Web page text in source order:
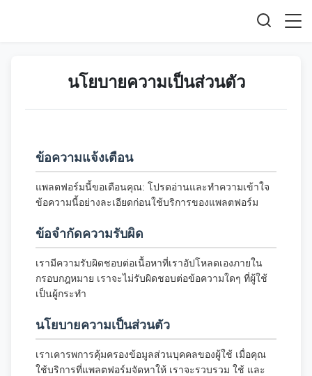
นโยบายความเป็นส่วนตัว
ข้อความแจ้งเตือน
แพลตฟอร์มนี้ขอเตือนคุณ: โปรดอ่านและทำความเข้าใจ
ข้อความนี้อย่างละเอียดก่อนใช้บริการของแพลตฟอร์ม
ข้อจำกัดความรับผิด
เรามีความรับผิดชอบต่อเนื้อหาที่เราอัปโหลดเองภายใน
กรอบกฎหมาย เราจะไม่รับผิดชอบต่อข้อความใดๆ ที่ผู้ใช้
เป็นผู้กระทำ
นโยบายความเป็นส่วนตัว
เราเคารพการคุ้มครองข้อมูลส่วนบุคคลของผู้ใช้ เมื่อคุณ
ใช้บริการที่แพลตฟอร์มจัดหาให้ เราจะรวบรวม ใช้ และ